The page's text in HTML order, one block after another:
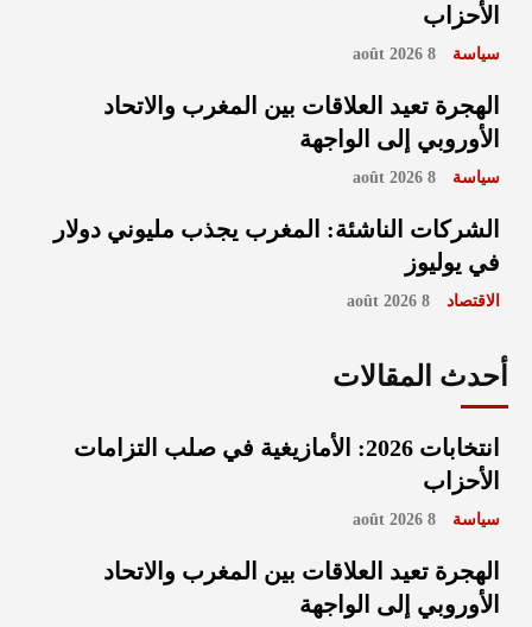
الأحزاب
سياسة 8 août 2026
الهجرة تعيد العلاقات بين المغرب والاتحاد
الأوروبي إلى الواجهة
سياسة 8 août 2026
الشركات الناشئة: المغرب يجذب مليوني دولار
في يوليوز
الاقتصاد 8 août 2026
أحدث المقالات
انتخابات 2026: الأمازيغية في صلب التزامات
الأحزاب
سياسة 8 août 2026
الهجرة تعيد العلاقات بين المغرب والاتحاد
الأوروبي إلى الواجهة